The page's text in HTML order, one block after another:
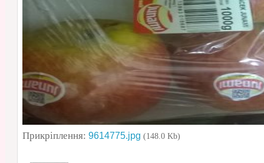
Прикріплення: 9614775.jpg (148.0 Kb)